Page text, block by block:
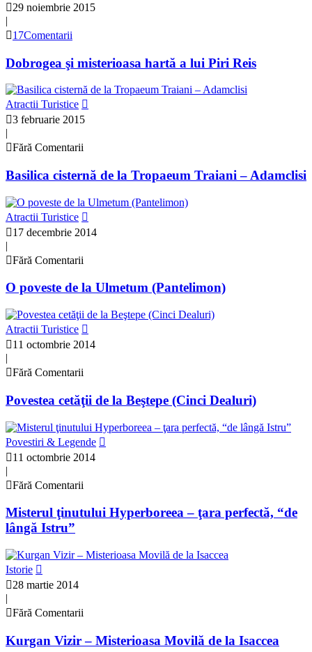
29 noiembrie 2015
|
17Comentarii
Dobrogea şi misterioasa hartă a lui Piri Reis
Atractii Turistice
3 februarie 2015
|
Fără Comentarii
Basilica cisternă de la Tropaeum Traiani – Adamclisi
Atractii Turistice
17 decembrie 2014
|
Fără Comentarii
O poveste de la Ulmetum (Pantelimon)
Atractii Turistice
11 octombrie 2014
|
Fără Comentarii
Povestea cetăţii de la Beştepe (Cinci Dealuri)
Povestiri & Legende
11 octombrie 2014
|
Fără Comentarii
Misterul ţinutului Hyperboreea – ţara perfectă, “de
lângă Istru”
Istorie
28 martie 2014
|
Fără Comentarii
Kurgan Vizir – Misterioasa Movilă de la Isaccea